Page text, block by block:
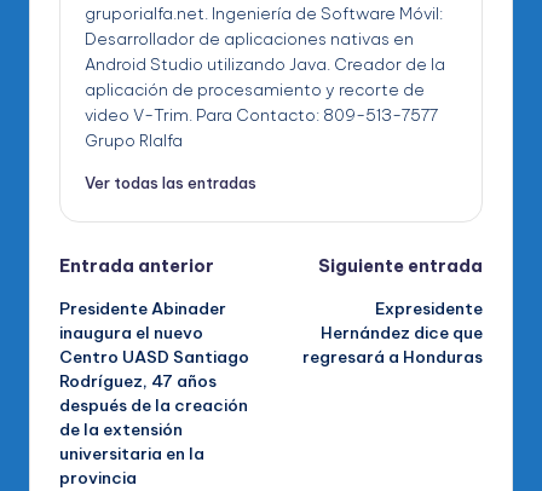
gruporialfa.net. Ingeniería de Software Móvil:
Desarrollador de aplicaciones nativas en
Android Studio utilizando Java. Creador de la
aplicación de procesamiento y recorte de
video V-Trim. Para Contacto: 809-513-7577
Grupo RIalfa
Ver todas las entradas
Navegación
de
entradas
Entrada anterior
Presidente Abinader
inaugura el nuevo
Centro UASD Santiago
Rodríguez, 47 años
después de la creación
de la extensión
universitaria en la
provincia
Siguiente entrada
Expresidente
Hernández dice que
regresará a Honduras